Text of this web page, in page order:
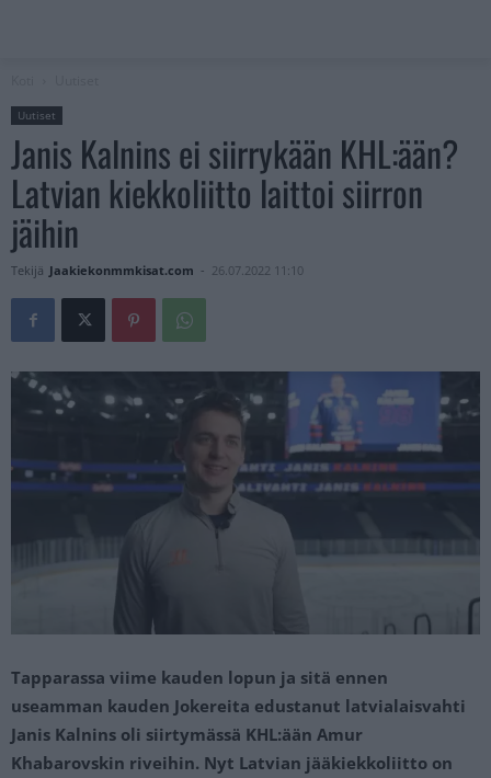
Uutiset
Janis Kalnins ei siirrykään KHL:ään?
Latvian kiekkoliitto laittoi siirron
jäihin
Tekijä Jaakiekonmmkisat.com - 26.07.2022 11:10
Tapparassa viime kauden lopun ja sitä ennen
useamman kauden Jokereita edustanut latvialaisvahti
Janis Kalnins oli siirtymässä KHL:ään Amur
Khabarovskin riveihin. Nyt Latvian jääkiekkoliitto on